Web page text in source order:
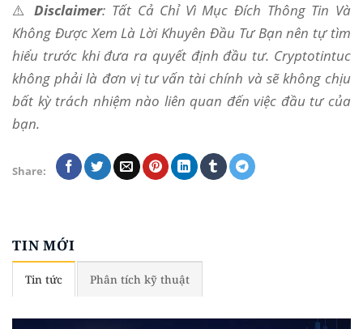
⚠️Disclaimer: Tất Cả Chỉ Vì Mục Đích Thông Tin Và
Không Được Xem Là Lời Khuyên Đầu Tư Bạn nên tự tìm
hiểu trước khi đưa ra quyết định đầu tư. Cryptotintuc
không phải là đơn vị tư vấn tài chính và sẽ không chịu
bất kỳ trách nhiệm nào liên quan đến việc đầu tư của
bạn.
Share:
TIN MỚI
Tin tức Phân tích kỹ thuật